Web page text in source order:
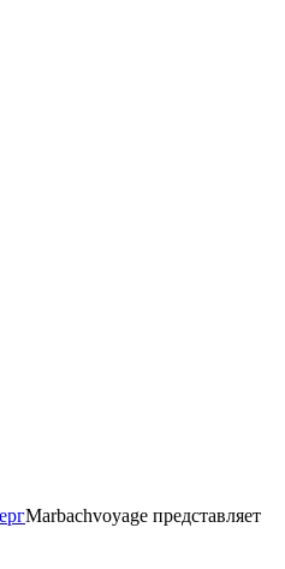
Marbachvoyage представляет